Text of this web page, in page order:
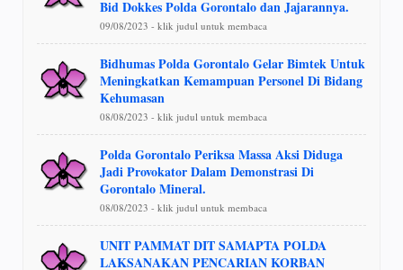
Bid Dokkes Polda Gorontalo dan Jajarannya.
09/08/2023 - klik judul untuk membaca
Bidhumas Polda Gorontalo Gelar Bimtek Untuk
Meningkatkan Kemampuan Personel Di Bidang
Kehumasan
08/08/2023 - klik judul untuk membaca
Polda Gorontalo Periksa Massa Aksi Diduga
Jadi Provokator Dalam Demonstrasi Di
Gorontalo Mineral.
08/08/2023 - klik judul untuk membaca
UNIT PAMMAT DIT SAMAPTA POLDA
LAKSANAKAN PENCARIAN KORBAN